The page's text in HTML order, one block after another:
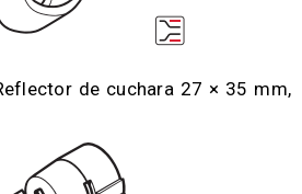
de cuchara 27 × 35 mm,